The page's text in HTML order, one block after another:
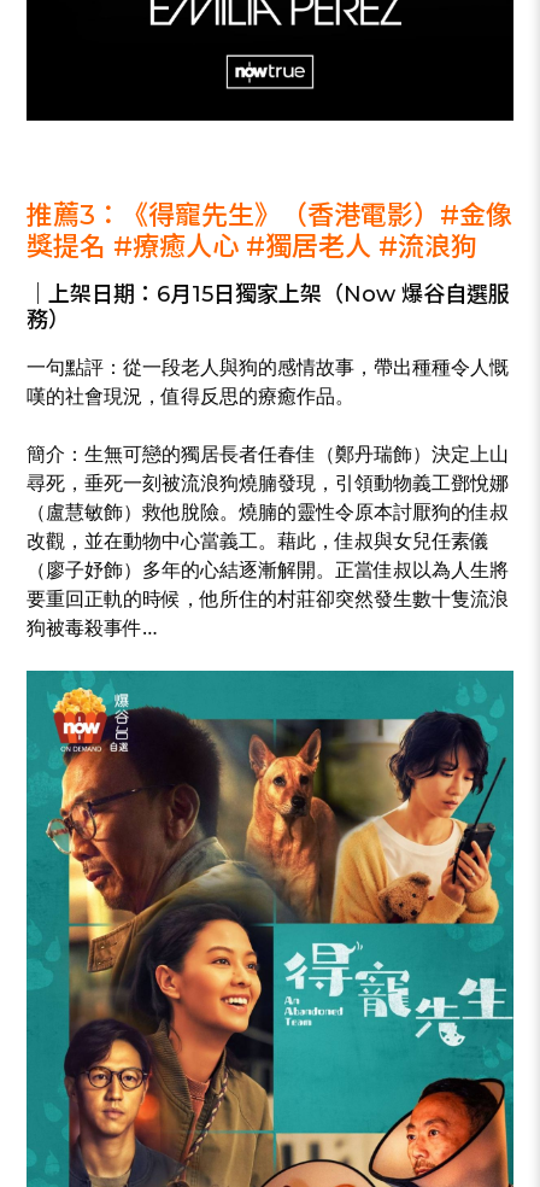
推薦3：《得寵先生》（香港電影）#金像
獎提名 #療癒人心 #獨居老人 #流浪狗
｜上架日期：6月15日獨家上架（Now 爆谷自選服
務）
一句點評：從一段老人與狗的感情故事，帶出種種令人慨
嘆的社會現況，值得反思的療癒作品。
簡介：生無可戀的獨居長者任春佳（鄭丹瑞飾）決定上山
尋死，垂死一刻被流浪狗燒腩發現，引領動物義工鄧悅娜
（盧慧敏飾）救他脫險。燒腩的靈性令原本討厭狗的佳叔
改觀，並在動物中心當義工。藉此，佳叔與女兒任素儀
（廖子妤飾）多年的心結逐漸解開。正當佳叔以為人生將
要重回正軌的時候，他所住的村莊卻突然發生數十隻流浪
狗被毒殺事件…